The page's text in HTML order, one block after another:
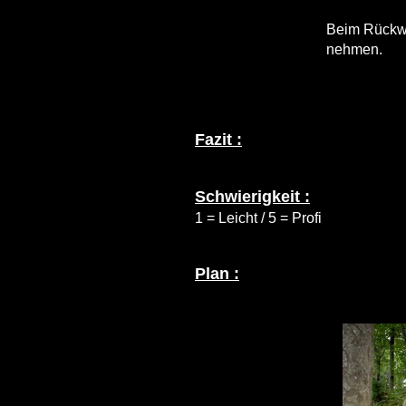
Beim
nehmen.
Fazit :
Schwierigkeit :
1 = Leicht / 5 = Profi
Plan :